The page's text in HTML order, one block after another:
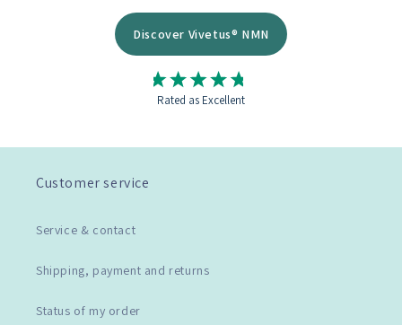
Discover Vivetus® NMN
Rated as Excellent
Customer service
Service & contact
Shipping, payment and returns
Status of my order